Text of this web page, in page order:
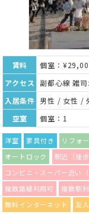
賃料
個室：
アクセス
副都心線 雑
入居条件 男性 / 女性 /
空室
個室：1
洋室 家具付き リフォ
オートロック
駅近（徒
コンビニ・スーパー近い（
複数路線利用可
複数駅
無料インターネット
友